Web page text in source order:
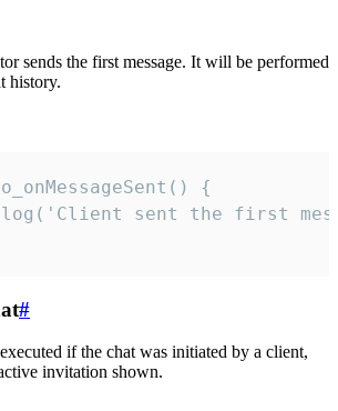
sends the first message. It will be performed
history.
{
sent the first
#
if the chat was initiated by a client,
invitation shown.